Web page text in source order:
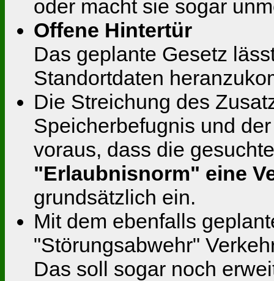
oder macht sie sogar
Offene Hintertür
Das geplante Gesetz
Standortdaten
Die Streichung des
Speicherbefugnis und
voraus, dass die
"Erlaubnisnorm" eine
grundsätzlich ein.
Mit dem ebenfalls
"Störungsabwehr"
Das soll sogar noch